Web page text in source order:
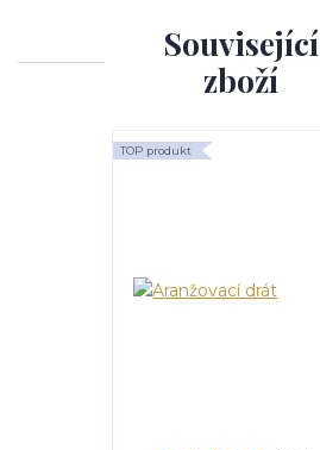
Související
zboží
TOP produkt